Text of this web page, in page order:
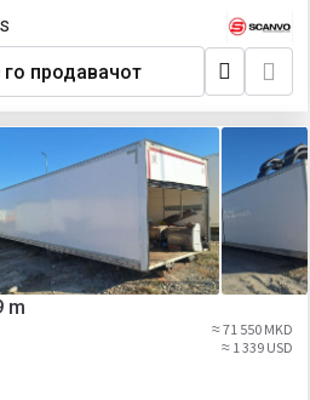
го продавачот
m
≈ 71 550 MKD
≈ 1 339 USD